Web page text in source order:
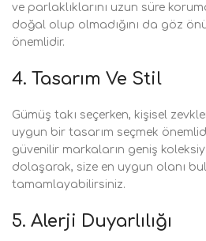
ve parlaklıklarını uzun süre
doğal olup olmadığını da göz
önemlidir.
4. Tasarım Ve Stil
Gümüş takı seçerken, kişisel
uygun bir tasarım seçmek
güvenilir markaların geniş
dolaşarak, size en uygun olanı
tamamlayabilirsiniz.
5. Alerji Duyarlılığı